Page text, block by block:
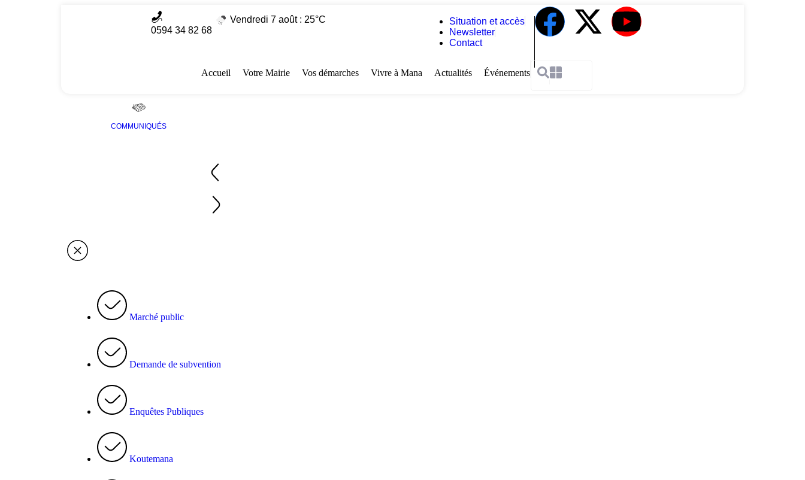
0594 34 82 68
Vendredi 7 août : 25°C
Situation et accès
Newsletter
Contact
Accueil Votre Mairie Vos démarches Vivre à Mana Actualités Événements
COMMUNIQUÉS
Marché public
Demande de subvention
Enquêtes Publiques
Koutemana